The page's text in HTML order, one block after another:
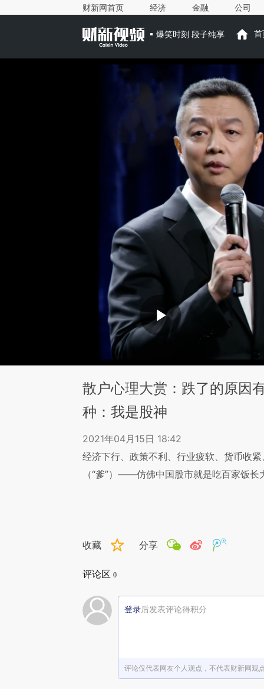
财新网首页 经济 金融 公司
爆笑时刻 段子纯享 首
散户心理大赏：跌了的原因
种：我是股神
2021年04月15日 18:42
经济下行、政策不利、行业疲软、货币收
（“爹”）——仿佛中国股市就是吃百家饭长
收藏 分享
评论区 0
登录后发表评论得积分
评论仅代表网友个人观点，不代表财新网观